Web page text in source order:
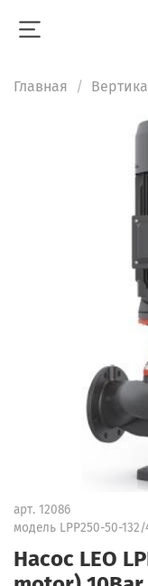
Главная
арт. 12086
модель LPP250-50-
Насос LEO